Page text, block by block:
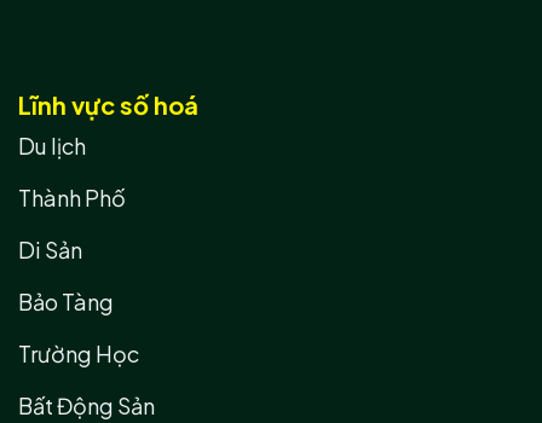
Lĩnh vực số hoá
Du lịch
Thành Phố
Di Sản
Bảo Tàng
Trường Học
Bất Động Sản